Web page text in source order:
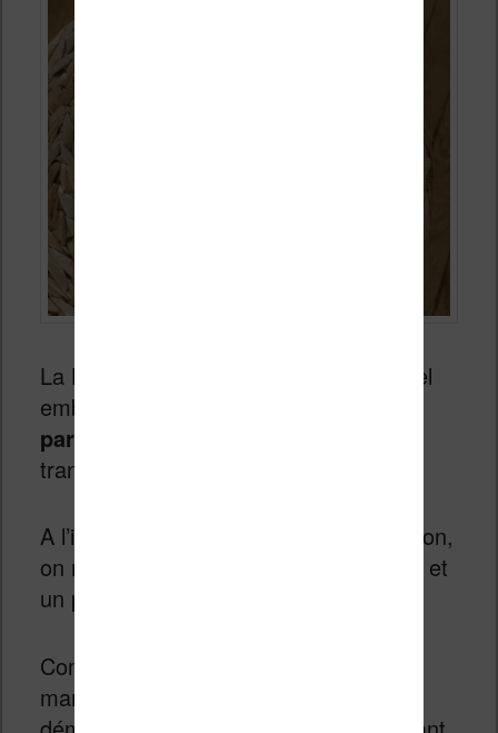
La Kobo Libra 2 est vendue dans un bel
emballage premium qui
parfaitement la liseuse
transport.
A l’intérieur de cette belle boîte en carton,
on retrouve la liseuse, un câble USB-C et
un petit manuel de mise en route.
Comme toujours avec les liseuses, le
manuel n’est utile que pour le premier